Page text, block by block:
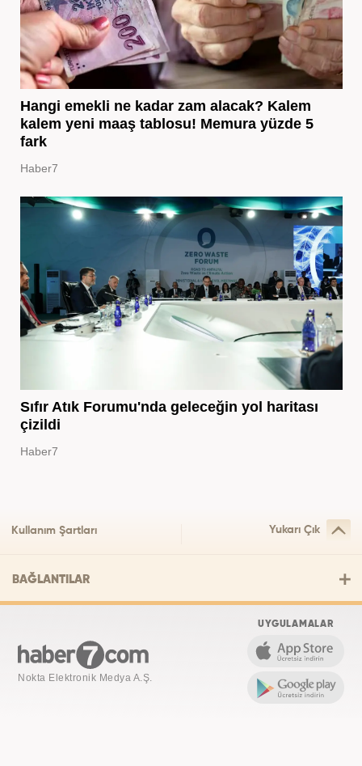
Hangi emekli ne kadar zam alacak? Kalem
kalem yeni maaş tablosu! Memura yüzde 5
fark
Haber7
Sıfır Atık Forumu'nda geleceğin yol haritası
çizildi
Haber7
Kullanım Şartları Yukarı Çık
BAĞLANTILAR
Nokta Elektronik Medya A.Ş.
UYGULAMALAR